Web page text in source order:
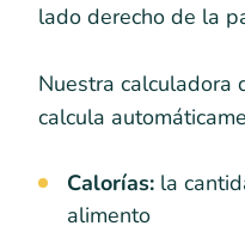
lado derecho de la
Nuestra calculadora
calcula
Calorías: la
alimento